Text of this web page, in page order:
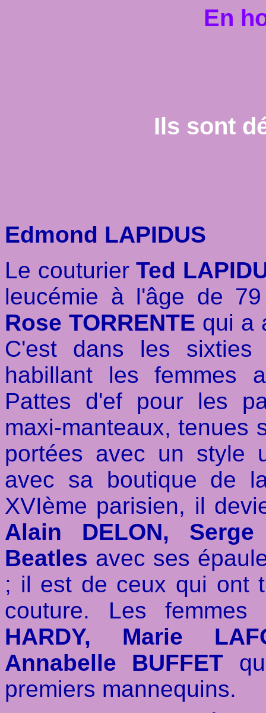
En
Ils sont
Edmond LAPIDUS
Le couturier Ted
leucémie à l'âge de
Rose TORRENTE qui a
C'est dans les
habillant les femmes
Pattes d'ef pour les
maxi-manteaux, tenues
portées avec un style
avec sa boutique de
XVIème parisien, il
Alain DELON, Serge
Beatles avec ses
; il est de ceux qui ont
couture. Les
HARDY, Marie
Annabelle BUFFET
premiers mannequins.